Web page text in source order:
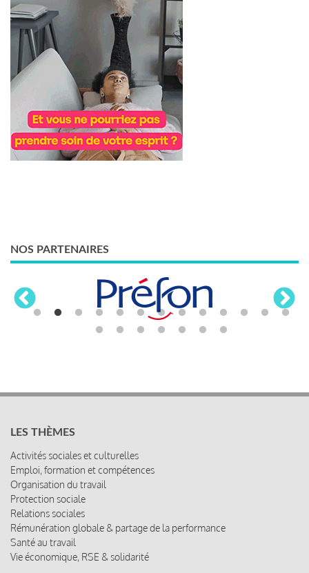
NOS PARTENAIRES
LES THÈMES
Activités sociales et culturelles
Emploi, formation et compétences
Organisation du travail
Protection sociale
Relations sociales
Rémunération globale & partage de la performance
Santé au travail
Vie économique, RSE & solidarité